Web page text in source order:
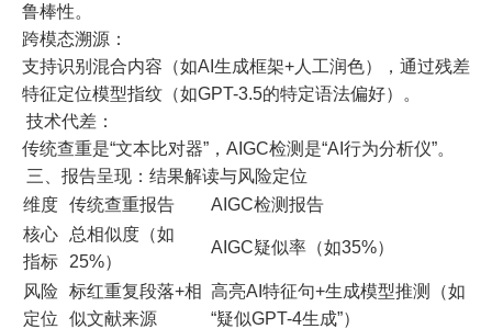
鲁棒性。
跨模态溯源：
支持识别混合内容（如AI生成框架+人工润色），通过残差
特征定位模型指纹（如GPT-3.5的特定语法偏好）。
技术代差：
传统查重是“文本比对器”，AIGC检测是“AI行为分析仪”。
三、报告呈现：结果解读与风险定位
维度 传统查重报告
AIGC检测报告
核心
指标
总相似度（如
25%）
AIGC疑似率（如35%）
风险
定位
标红重复段落+相
似文献来源
高亮AI特征句+生成模型推测（如
“疑似GPT-4生成”）